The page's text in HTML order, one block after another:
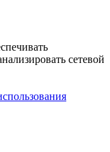
сетевой